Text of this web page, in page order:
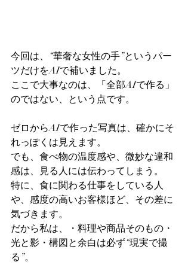
今回は、“華奢な女性の手”というパー
ツだけをAIで補いました。
ここで大事なのは、「全部AIで作る」
のではない、という点です。
ゼロからAIで作った写真は、確かにそ
れっぽくは見えます。
でも、食べ物の温度感や、微妙な違和
感は、見る人には伝わってしまう。
特に、食に関わる仕事をしている人
や、感度の高いお客様ほど、その差に
気づきます。
だから私は、・料理や商品そのもの・
光と影・構図と余白は必ず“現実で撮
る”。